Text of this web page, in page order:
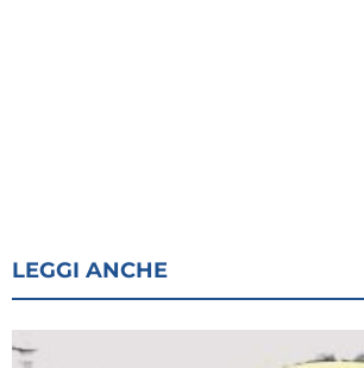
LEGGI ANCHE